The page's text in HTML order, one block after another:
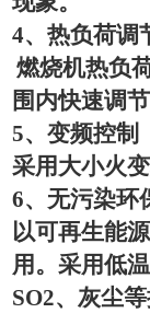
4、热负荷调
燃烧机热负
围内快速调
5、变频控制
采用大小火
6、无污染环
以可再生能
用。采用低
SO2、灰尘